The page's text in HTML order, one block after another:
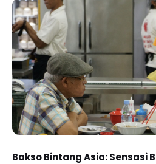
Bakso Bintang Asia: Sensasi